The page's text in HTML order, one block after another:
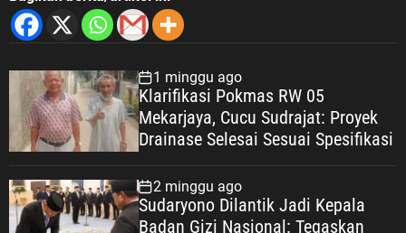
1 minggu ago
Klarifikasi Pokmas RW 05
Mekarjaya, Cucu Sudrajat: Proyek
Drainase Selesai Sesuai Spesifikasi
2 minggu ago
Sudaryono Dilantik Jadi Kepala
Badan Gizi Nasional: Tegaskan